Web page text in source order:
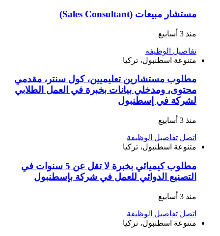
مستشار مبيعات (Sales Consultant)
منذ 3 أسابيع
تفاصيل الوظيفة
متنوعة اسطنبول، تركيا
مطلوب مستشارين تعليميين، كول سنتر، مقدمي
محتوى، ومدخلي بيانات بخبرة في العمل الطلابي
لشركة في إسطنبول
منذ 3 أسابيع
اتصل تفاصيل الوظيفة
متنوعة اسطنبول، تركيا
مطلوب كيميائي بخبرة لا تقل عن 5 سنوات في
التصنيع الدوائي للعمل في شركة بإسطنبول
منذ 3 أسابيع
اتصل تفاصيل الوظيفة
متنوعة اسطنبول، تركيا